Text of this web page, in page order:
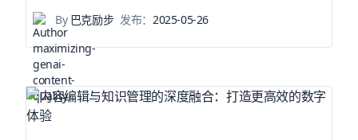
By巴克励步 发布：2025-05-26